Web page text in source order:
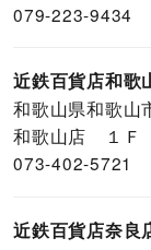
079-223-9434
近鉄百貨店和歌
和歌山県和歌山
和歌山店 １Ｆ
073-402-5721
近鉄百貨店奈良